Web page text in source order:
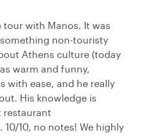
tour with Manos. It was
non-touristy
Athens culture (today
warm and funny,
with ease, and he really
His knowledge is
restaurant
10, no notes! We highly